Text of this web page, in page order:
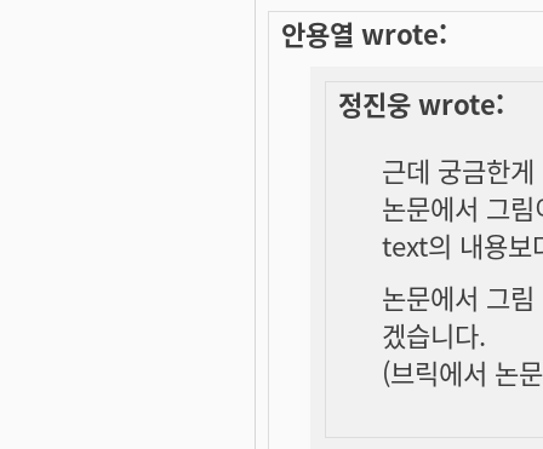
안용열 wrote:
정진웅 wrote:
근데 궁금한
논문에서 그
text의 내용보
논문에서 그
겠습니다.
(브릭에서 논